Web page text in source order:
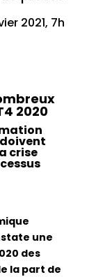
2021, 7h
2020
crise
une
des
la part de